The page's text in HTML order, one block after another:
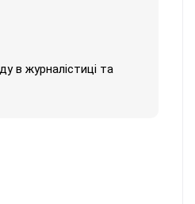
в журналістиці та